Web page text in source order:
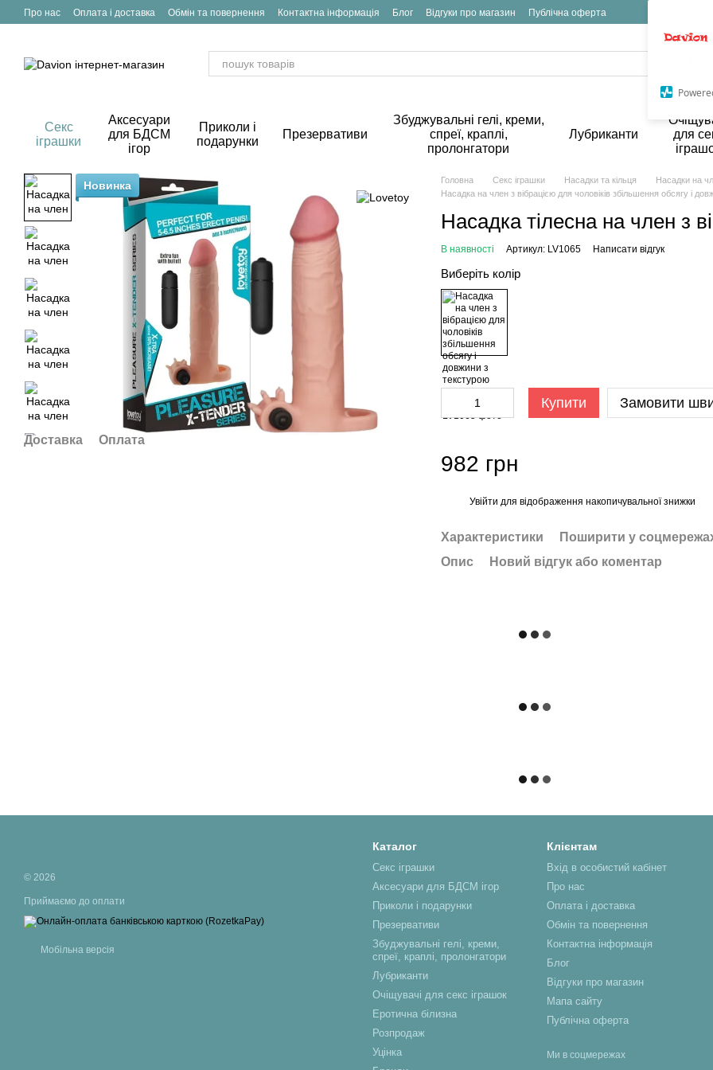
Перейти до основного контенту
Про нас Оплата і доставка Обмін та повернення Контактна інформація Блог Відгуки про магазин Публічна оферта
Секс
іграшки
Аксесуари
для БДСМ
ігор
Приколи і
подарунки
Презервативи
Збуджувальні гелі, креми,
спреї, краплі,
пролонгатори
Лубриканти
для
Новинка
Доставка Оплата
Головна Секс іграшки Насадки та кільця Насадки на
Насадка на член з вібрацією для чоловіків збільшення обсягу і
Насадка тілесна на член з
В наявності Артикул: LV1065 Написати відгук
Виберіть колір
Купити Замовити
982 грн
Увійти для відображення накопичувальної знижки
Характеристики
Поширити у
Опис
Новий відгук або коментар
© 2026
Приймаємо до оплати
Мобільна версія
Каталог
Секс іграшки
Аксесуари для БДСМ ігор
Приколи і подарунки
Презервативи
Збуджувальні гелі, креми,
спреї, краплі, пролонгатори
Лубриканти
Очіщувачі для секс іграшок
Еротична білизна
Розпродаж
Уцінка
Клієнтам
Вхід в особистий кабінет
Про нас
Оплата і доставка
Обмін та повернення
Контактна інформація
Блог
Відгуки про магазин
Мапа сайту
Публічна оферта
Ми в соцмережах